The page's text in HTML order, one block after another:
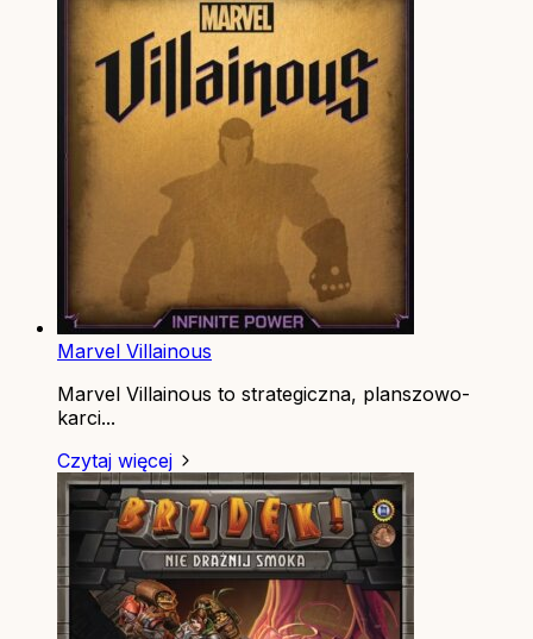
Marvel Villainous
Marvel Villainous to strategiczna, planszowo-
karci...
Czytaj więcej